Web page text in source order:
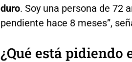
duro. Soy una persona de 72
pendiente hace 8 meses”,
¿Qué está pidiendo